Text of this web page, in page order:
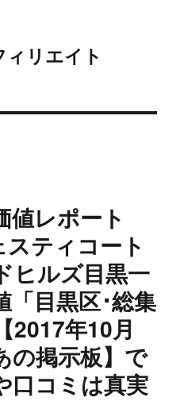
リエイト
値レポート
ティコート
ヒルズ目黒一
「目黒区･総集
2017年10月
の掲示板】で
口コミは真実